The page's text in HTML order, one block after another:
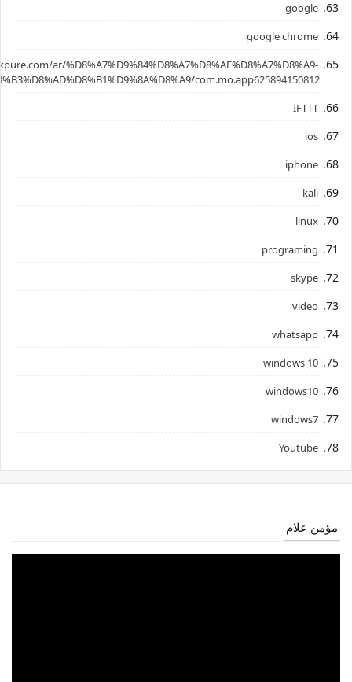
google
google chrome
ar/%D8%A7%D9%84%D8%A7%D8%AF%D8%A7%D8%A9-
com.mo.app625894150812
IFTTT
ios
iphone
kali
linux
programing
skype
video
whatsapp
windows 10
windows10
windows7
Youtube
مؤمن علام